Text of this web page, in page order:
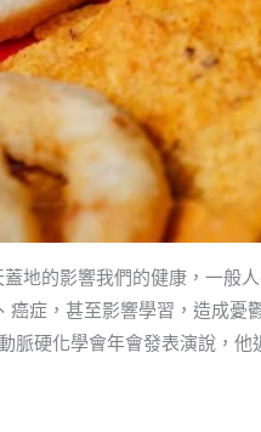
地的影響我們的健康，一般
症，甚至影響學習，造成憂
脈硬化學會年會發表演說，